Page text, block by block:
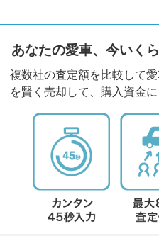
あなたの愛車、今いく
複数社の査定額を比較して
を賢く売却して、購入資金